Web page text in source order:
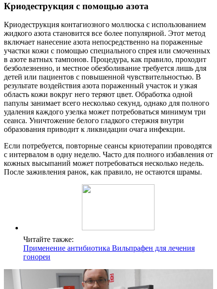
Криодеструкция с помощью азота
Криодеструкция контагиозного моллюска с использованием
жидкого азота становится все более популярной. Этот метод
включает нанесение азота непосредственно на пораженные
участки кожи с помощью специального спрея или смоченных
в азоте ватных тампонов. Процедура, как правило, проходит
безболезненно, и местное обезболивание требуется лишь для
детей или пациентов с повышенной чувствительностью. В
результате воздействия азота пораженный участок и узкая
область кожи вокруг него теряют цвет. Обработка одной
папулы занимает всего несколько секунд, однако для полного
удаления каждого узелка может потребоваться минимум три
сеанса. Уничтожение белого гладкого стержня внутри
образования приводит к ликвидации очага инфекции.
Если потребуется, повторные сеансы криотерапии проводятся
с интервалом в одну неделю. Часто для полного избавления от
кожных высыпаний может потребоваться несколько недель.
После заживления ранок, как правило, не остаются шрамы.
Читайте также:
Применение антибиотика Вильпрафен для лечения
гонореи